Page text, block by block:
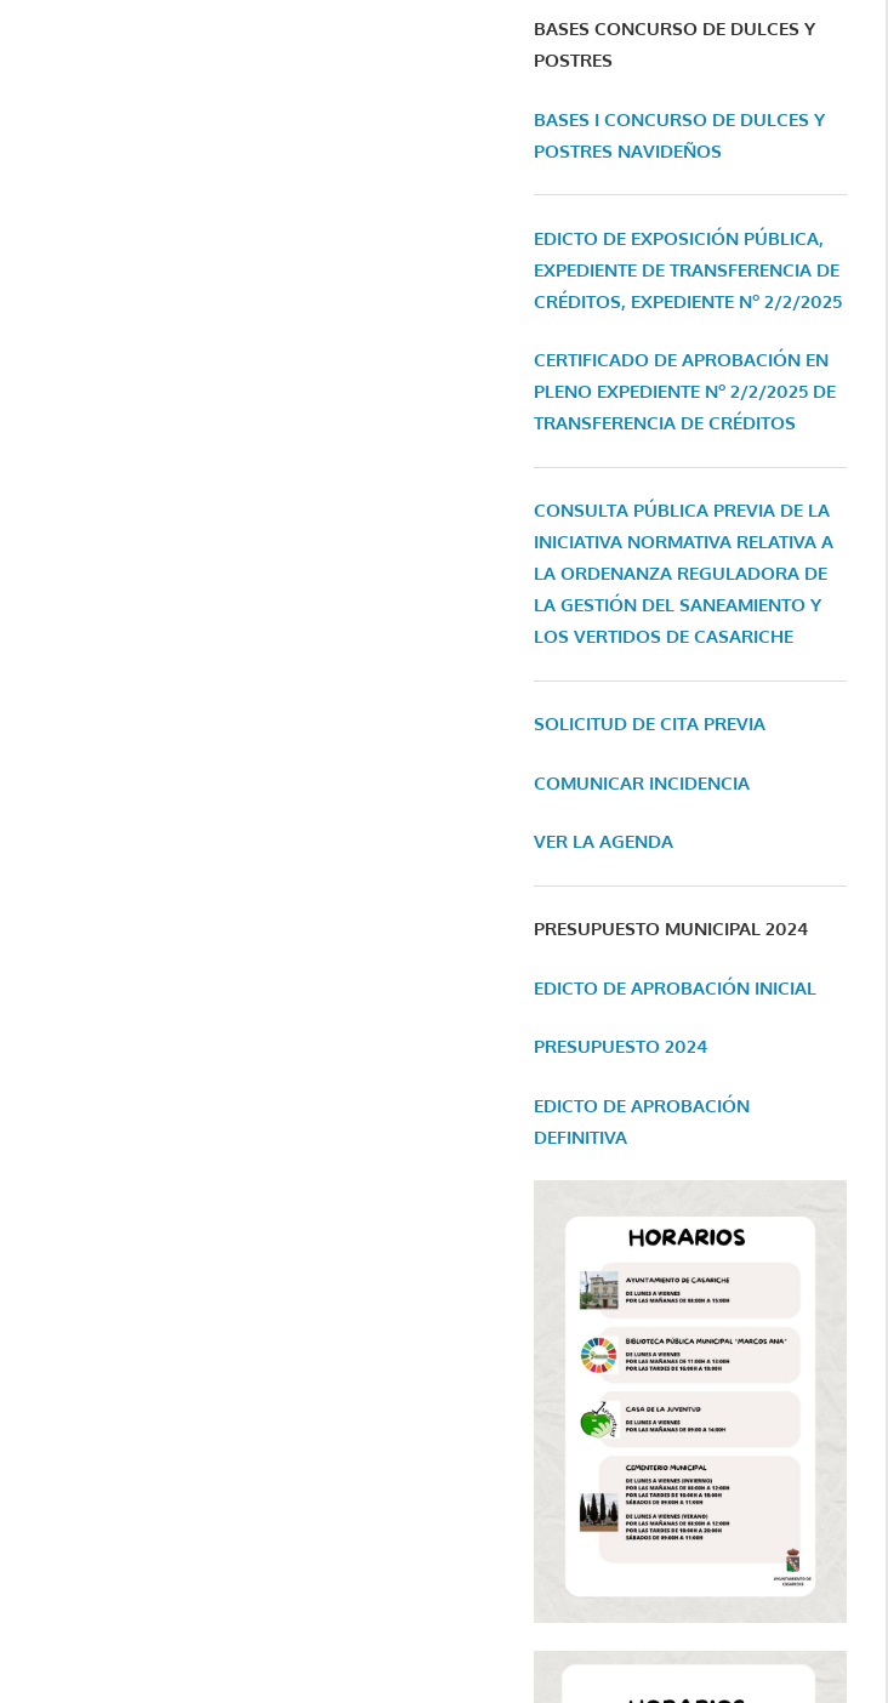
BASES CONCURSO DE DULCES Y
POSTRES
BASES I CONCURSO DE DULCES Y
POSTRES NAVIDEÑOS
EDICTO DE EXPOSICIÓN PÚBLICA,
EXPEDIENTE DE TRANSFERENCIA DE
CRÉDITOS, EXPEDIENTE Nº 2/2/2025
CERTIFICADO DE APROBACIÓN EN
PLENO EXPEDIENTE Nº 2/2/2025 DE
TRANSFERENCIA DE CRÉDITOS
CONSULTA PÚBLICA PREVIA DE LA
INICIATIVA NORMATIVA RELATIVA A
LA ORDENANZA REGULADORA DE
LA GESTIÓN DEL SANEAMIENTO Y
LOS VERTIDOS DE CASARICHE
SOLICITUD DE CITA PREVIA
COMUNICAR INCIDENCIA
VER LA AGENDA
PRESUPUESTO MUNICIPAL 2024
EDICTO DE APROBACIÓN INICIAL
PRESUPUESTO 2024
EDICTO DE APROBACIÓN
DEFINITIVA